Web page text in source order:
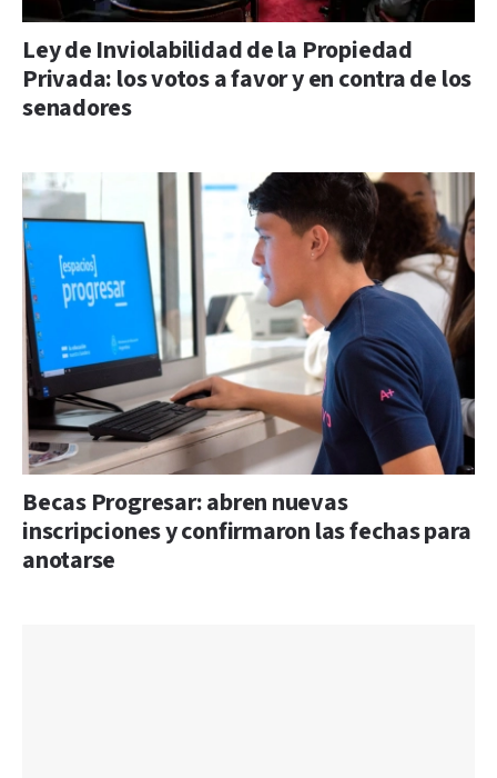
Ley de Inviolabilidad de la Propiedad
Privada: los votos a favor y en contra de los
senadores
Becas Progresar: abren nuevas
inscripciones y confirmaron las fechas para
anotarse